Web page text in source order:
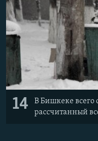
14
В Бишкеке всего
рассчитанный